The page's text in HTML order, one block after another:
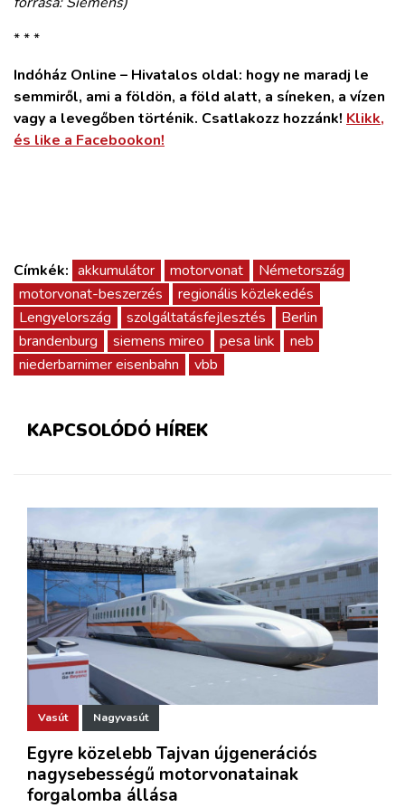
* * *
Indóház Online – Hivatalos oldal: hogy ne maradj le
semmiről, ami a földön, a föld alatt, a síneken, a vízen
vagy a levegőben történik. Csatlakozz hozzánk! Klikk,
és like a Facebookon!
Címkék: akkumulátor motorvonat
Németország
motorvonat-beszerzés
regionális közlekedés
Lengyelország
szolgáltatásfejlesztés
Berlin
brandenburg
siemens mireo pesa link
neb
niederbarnimer eisenbahn
vbb
KAPCSOLÓDÓ HÍREK
Vasút Nagyvasút
Egyre közelebb Tajvan újgenerációs
nagysebességű motorvonatainak
forgalomba állása